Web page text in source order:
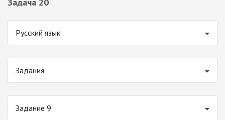
Русский язык
Задания
Задание 9